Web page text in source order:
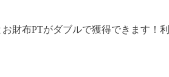
財布PTがダブルで獲得できます！